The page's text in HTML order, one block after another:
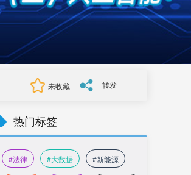
未收藏 转发
热门标签
#法律 #大数据 #新能源